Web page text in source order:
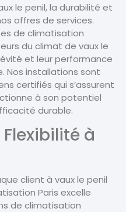
le penil, la durabilité et
offres de services.
de climatisation
du climat de vaux le
et leur performance
Nos installations sont
certifiés qui s’assurent
à son potentiel
durable.
à
client à vaux le penil
Paris excelle
de climatisation